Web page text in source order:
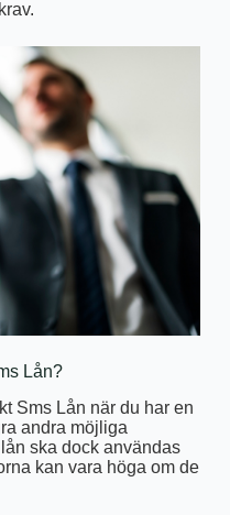
Lån?
Sms Lån när du har en
andra möjliga
ska dock användas
kan vara höga om de